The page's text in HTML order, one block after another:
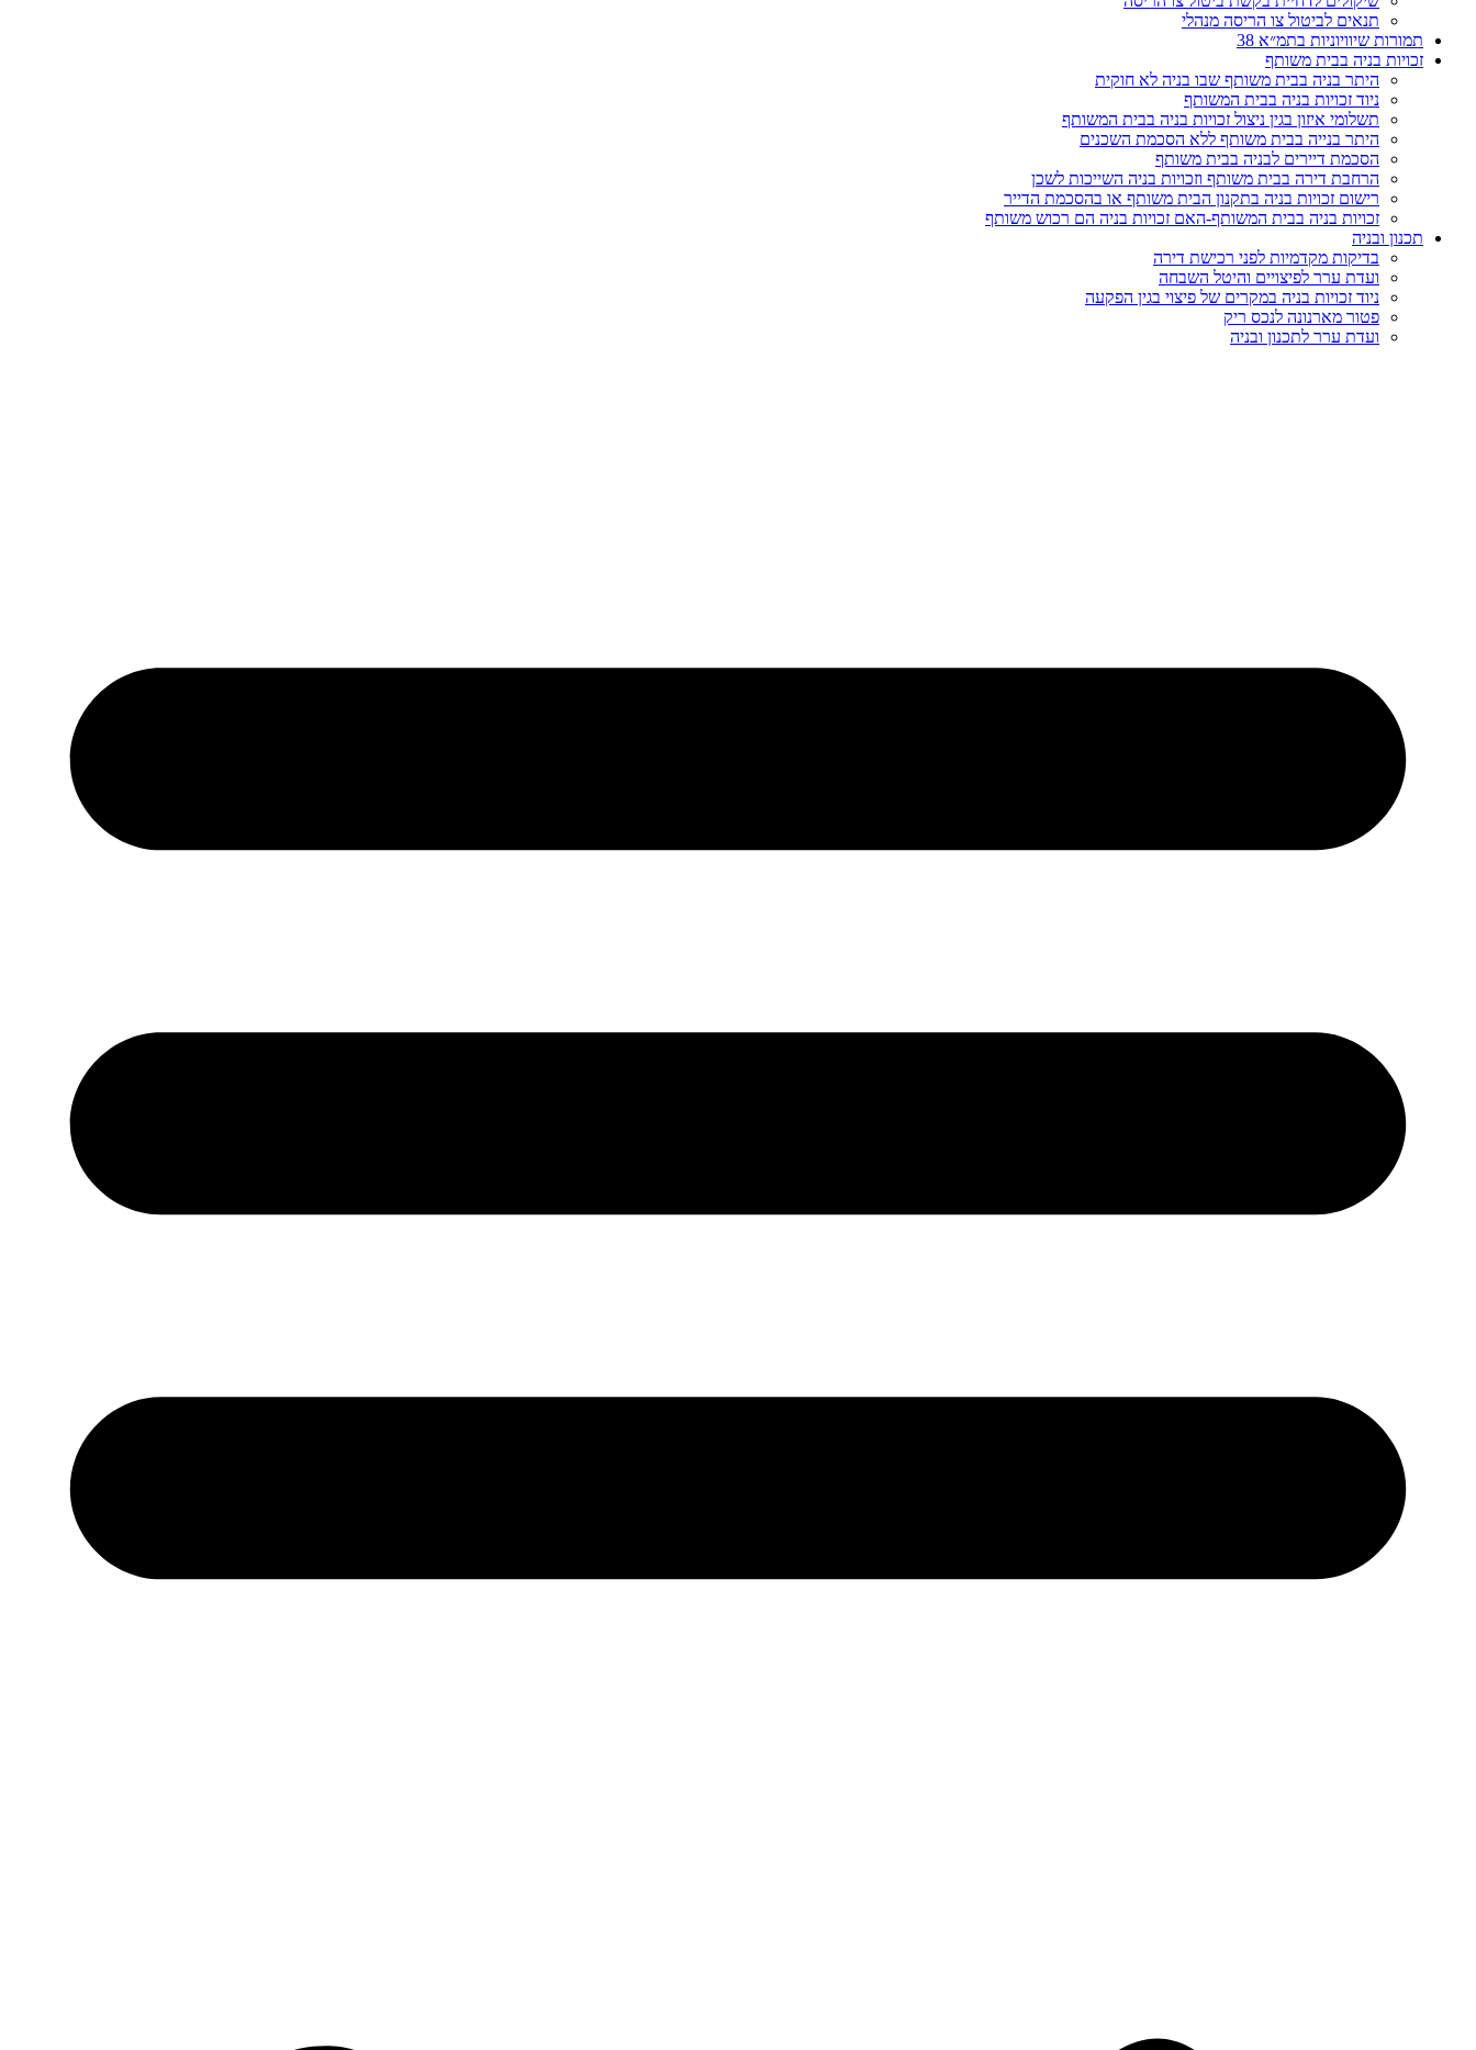
תנאים לביטול צו הריסה מנהלי
תמורות שיוויוניות בתמ״א 38
זכויות בניה בבית משותף
היתר בניה בבית משותף שבו בניה לא חוקית
ניוד זכויות בניה בבית המשותף
תשלומי איזון בגין ניצול זכויות בניה בבית המשותף
היתר בנייה בבית משותף ללא הסכמת השכנים
הסכמת דיירים לבניה בבית משותף
הרחבת דירה בבית משותף וזכויות בניה השייכות לשכן
רישום זכויות בניה בתקנון הבית משותף או בהסכמת הדייר
זכויות בניה בבית המשותף-האם זכויות בניה הם רכוש משותף
תכנון ובניה
בדיקות מקדמיות לפני רכישת דירה
ועדת ערר לפיצויים והיטל השבחה
ניוד זכויות בניה במקרים של פיצוי בגין הפקעה
פטור מארנונה לנכס ריק
ועדת ערר לתכנון ובניה